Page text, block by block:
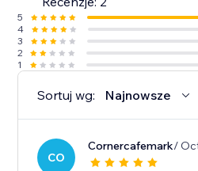
5
4
3
2
1
Sortuj wg: Najnowsze
CO
Cornercafemark/